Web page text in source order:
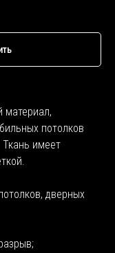
материал,
потолков
имеет
дверных